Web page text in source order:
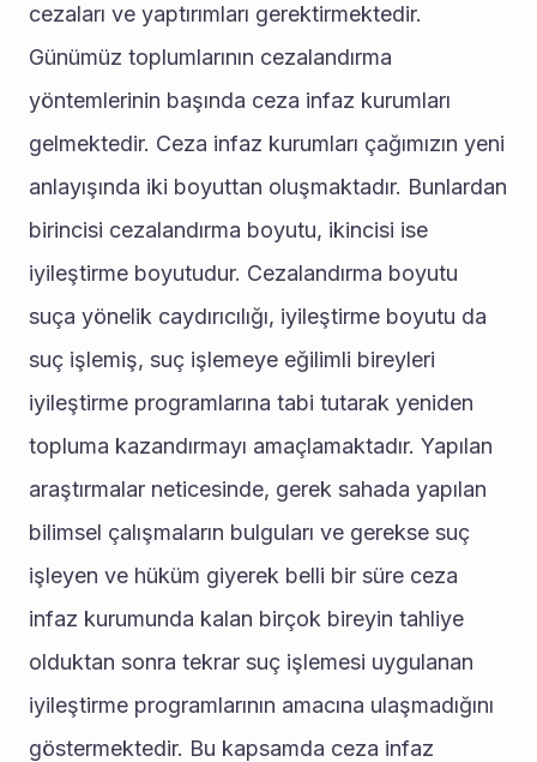
cezaları ve yaptırımları gerektirmektedir.
Günümüz toplumlarının cezalandırma
yöntemlerinin başında ceza infaz kurumları
gelmektedir. Ceza infaz kurumları çağımızın yeni
anlayışında iki boyuttan oluşmaktadır. Bunlardan
birincisi cezalandırma boyutu, ikincisi ise
iyileştirme boyutudur. Cezalandırma boyutu
suça yönelik caydırıcılığı, iyileştirme boyutu da
suç işlemiş, suç işlemeye eğilimli bireyleri
iyileştirme programlarına tabi tutarak yeniden
topluma kazandırmayı amaçlamaktadır. Yapılan
araştırmalar neticesinde, gerek sahada yapılan
bilimsel çalışmaların bulguları ve gerekse suç
işleyen ve hüküm giyerek belli bir süre ceza
infaz kurumunda kalan birçok bireyin tahliye
olduktan sonra tekrar suç işlemesi uygulanan
iyileştirme programlarının amacına ulaşmadığını
göstermektedir. Bu kapsamda ceza infaz